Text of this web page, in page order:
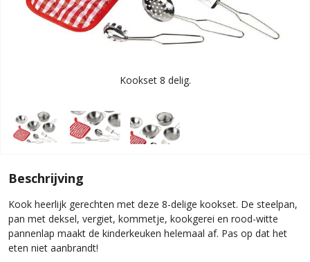
Kookset 8 delig.
Beschrijving
Kook heerlijk gerechten met deze 8-delige kookset. De steelpan,
pan met deksel, vergiet, kommetje, kookgerei en rood-witte
pannenlap maakt de kinderkeuken helemaal af. Pas op dat het
eten niet aanbrandt!